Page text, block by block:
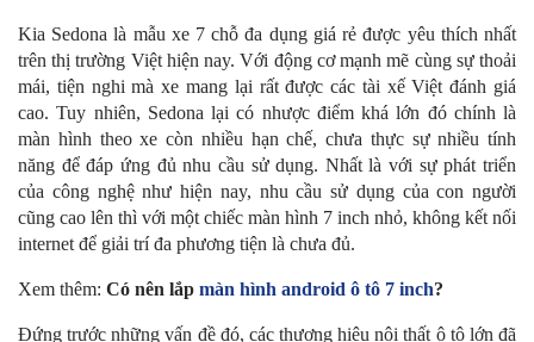
Kia Sedona là mẫu xe 7 chỗ đa dụng giá rẻ được yêu thích nhất
trên thị trường Việt hiện nay. Với động cơ mạnh mẽ cùng sự thoải
mái, tiện nghi mà xe mang lại rất được các tài xế Việt đánh giá
cao. Tuy nhiên, Sedona lại có nhược điểm khá lớn đó chính là
màn hình theo xe còn nhiều hạn chế, chưa thực sự nhiều tính
năng để đáp ứng đủ nhu cầu sử dụng. Nhất là với sự phát triển
của công nghệ như hiện nay, nhu cầu sử dụng của con người
cũng cao lên thì với một chiếc màn hình 7 inch nhỏ, không kết nối
internet để giải trí đa phương tiện là chưa đủ.
Xem thêm: Có nên lắp màn hình android ô tô 7 inch?
Đứng trước những vấn đề đó, các thương hiệu nội thất ô tô lớn đã